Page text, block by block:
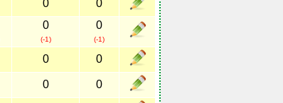
0 0
0
(-1)
0
(-1)
0 0
0 0